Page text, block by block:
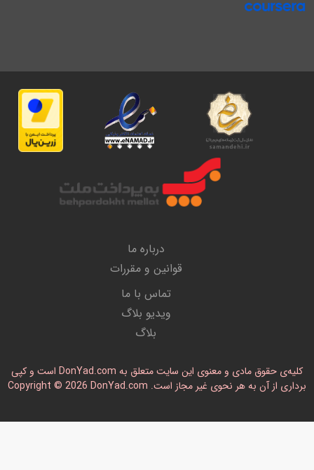
درباره ما
قوانین و مقررات
تماس با ما
ویدیو بلاگ
بلاگ
کلیه‌ی حقوق مادی و معنوی این سایت متعلق به DonYad.com است و کپی
برداری از آن به هر نحوی غیر مجاز است. Copyright © 2026 DonYad.com